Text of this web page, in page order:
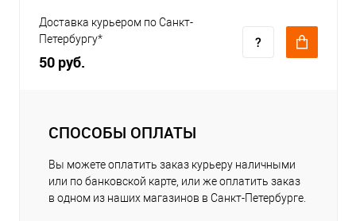
Доставка курьером по Санкт-
Петербургу*
50 руб.
СПОСОБЫ ОПЛАТЫ
Вы можете оплатить заказ курьеру наличными
или по банковской карте, или же оплатить заказ
в одном из наших магазинов в Санкт-Петербурге.